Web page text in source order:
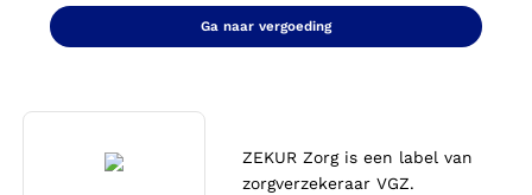
Ga naar vergoeding
ZEKUR Zorg is een label van
zorgverzekeraar VGZ.